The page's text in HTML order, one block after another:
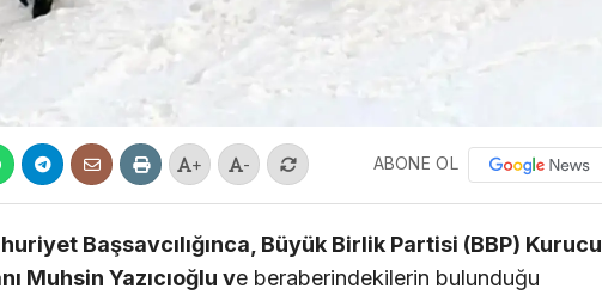
+ - ABONE OL
Başsavcılığınca, Büyük Birlik Partisi (BBP) Kurucu
Muhsin Yazıcıoğlu ve beraberindekilerin bulunduğu